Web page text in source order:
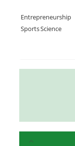
Entrepreneurship
Sports Science